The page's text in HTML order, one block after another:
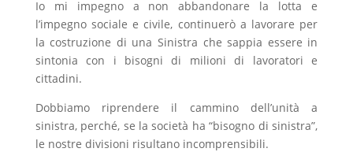
Io mi impegno a non abbandonare la lotta e
l’impegno sociale e civile, continuerò a lavorare per
la costruzione di una Sinistra che sappia essere in
sintonia con i bisogni di milioni di lavoratori e
cittadini.
Dobbiamo riprendere il cammino dell’unità a
sinistra, perché, se la società ha “bisogno di sinistra”,
le nostre divisioni risultano incomprensibili.